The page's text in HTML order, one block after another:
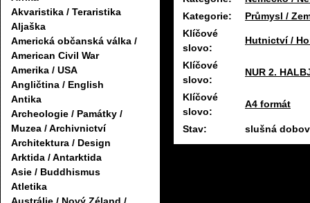
Akvaristika / Teraristika
Aljaška
Americká občanská válka /
American Civil War
Amerika / USA
Angličtina / English
Antika
Archeologie / Památky /
Muzea / Archivnictví
Architektura / Design
Arktida / Antarktida
Asie / Buddhismus
Atletika
Kategorie:
Průmysl /
Klíčové
slovo:
Hutnictví /
Klíčové
slovo:
NUR 2.
Klíčové
slovo:
A4 formát
Stav: slušná